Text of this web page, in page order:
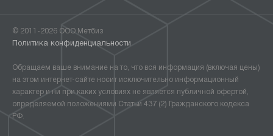
© 2011-2026 ООО Метбиз
Политика конфиденциальности
Обращаем ваше внимание на то, что вся информация (включая цены)
на этом интернет-сайте носит исключительно информационный
характер и ни при каких условиях не является публичной офертой,
определяемой положениями Статьи 437 (2) Гражданского кодекса
РФ.